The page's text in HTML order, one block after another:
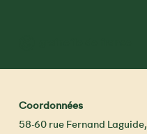
Coordonnées
58-60 rue Fernand Laguide,